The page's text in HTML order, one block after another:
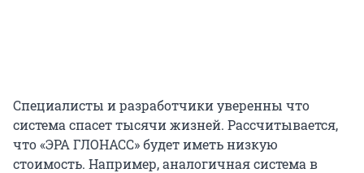
Специалисты и разработчики уверенны что
система спасет тысячи жизней. Рассчитывается,
что «ЭРА ГЛОНАСС» будет иметь низкую
стоимость. Например, аналогичная система в